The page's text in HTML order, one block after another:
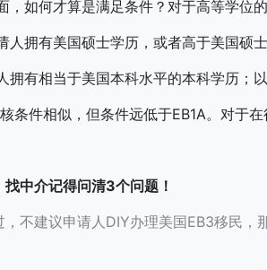
，如何才算是满足条件？对于高等学位
人拥有美国硕士学历，或者高于美国硕
拥有相当于美国本科水平的本科学历；
条件相似，但条件远低于EB1A。对于
中介记得问清3个问题！
，不建议申请人DIY办理美国EB3移民